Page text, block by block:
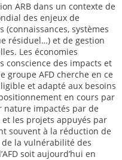
ARB dans un contexte de
des enjeux de
systèmes
résiduel…) et de gestion
Les économies
conscience des impacts et
groupe AFD cherche en ce
et adapté aux besoins
en cours par
nature impactés par de
les projets appuyés par
souvent à la réduction de
la vulnérabilité des
soit aujourd’hui en